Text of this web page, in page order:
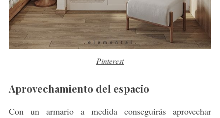
Pinterest
Aprovechamiento del espacio
Con un armario a medida conseguirás aprovechar